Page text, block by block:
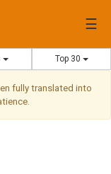
☰
Top 30
fully translated into